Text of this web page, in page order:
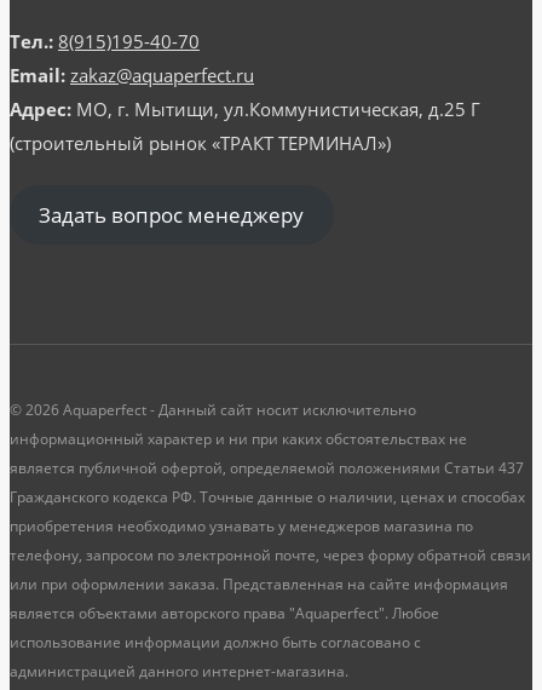
Тел.: 8(915)195-40-70
Email: zakaz@aquaperfect.ru
Адрес: МО, г. Мытищи, ул.Коммунистическая, д.25 Г
(строительный рынок «ТРАКТ ТЕРМИНАЛ»)
Задать вопрос менеджеру
© 2026 Aquaperfect - Данный сайт носит исключительно
информационный характер и ни при каких обстоятельствах не
является публичной офертой, определяемой положениями Статьи 437
Гражданского кодекса РФ. Точные данные о наличии, ценах и способах
приобретения необходимо узнавать у менеджеров магазина по
телефону, запросом по электронной почте, через форму обратной связи
или при оформлении заказа. Представленная на сайте информация
является объектами авторского права "Aquaperfect". Любое
использование информации должно быть согласовано с
администрацией данного интернет-магазина.